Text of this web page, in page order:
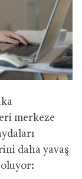
merkeze
daha yavaş